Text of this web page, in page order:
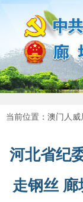
当前位置： 澳门人威
河北省纪
走钢丝 廊